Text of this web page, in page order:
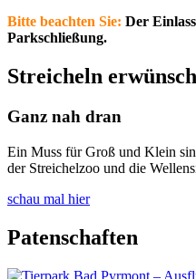
Bitte beachten Sie: Der
Parkschließung.
Streicheln
Ganz nah dran
Ein Muss für Groß und Klein
der Streichelzoo und die
schau mal hier
Patenschaften